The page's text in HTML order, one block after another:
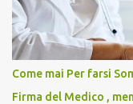
Come mai Per farsi
Firma del Medico ,